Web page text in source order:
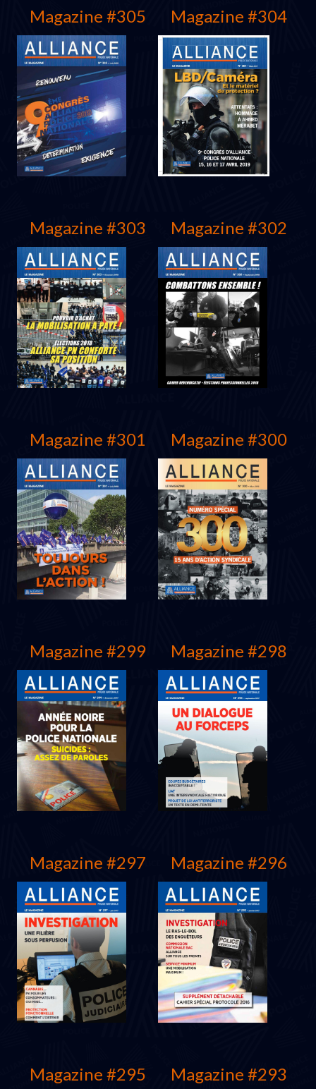
décembre 2019 Septembre 2019
Magazine #305
Juin 2019
Magazine #304
Mars 2019
Magazine #303
Décembre 2018
Magazine #302
Novembre 2018
Magazine #301
Juin 2018
Magazine #300
Mars 2018
Magazine #299
Décembre 2017
Magazine #298
Septembre 2017
Magazine #297 Magazine #296
Magazine #295 Magazine #293